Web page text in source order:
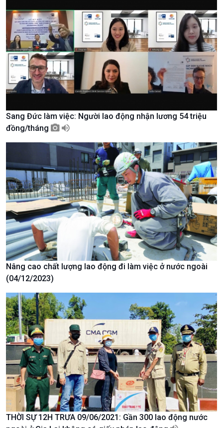
Bước chân đến trường
Văn hoá & Du lịch
Tin Văn hoá & Du lịch
Chát với người nổi tiếng
Câu chuyện Thể thao
Multimedia
Ảnh
Video
Infographic
E-Magazine
Podcast
Góc nhìn VOV1
Sang Đức làm việc: Người lao động nhận lương 54 triệu
đồng/tháng
Nâng cao chất lượng lao động đi làm việc ở nước ngoài
(04/12/2023)
THỜI SỰ 12H TRƯA 09/06/2021: Gần 300 lao động nước